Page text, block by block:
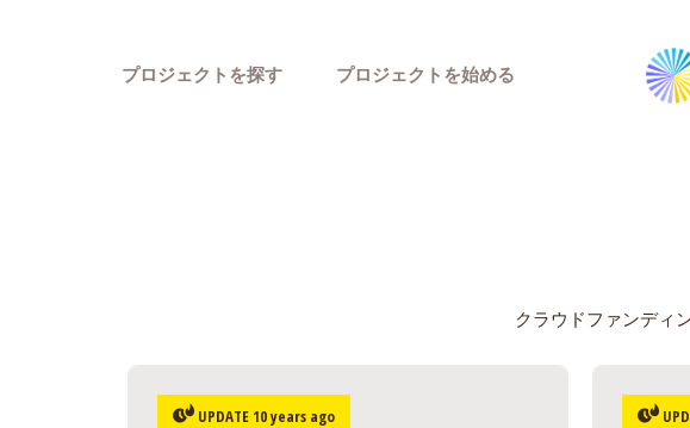
プロジェクトを探す プロジェクトを始める
クラウドファンディ
UPDATE 10 years ago